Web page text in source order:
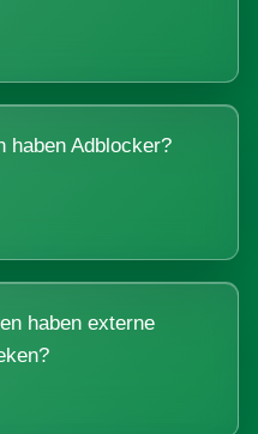
haben Adblocker?
haben externe